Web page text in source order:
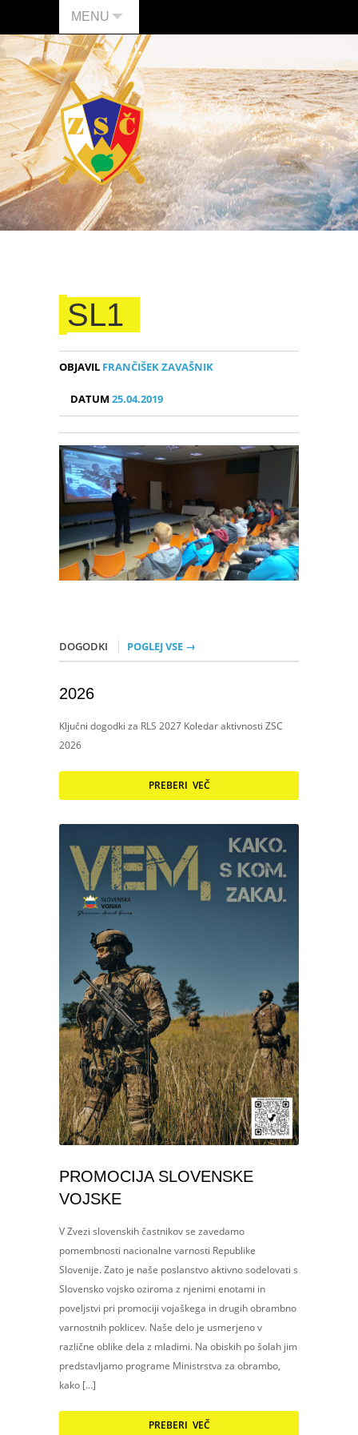
MENU
SL1
OBJAVIL FRANČIŠEK ZAVAŠNIK
DATUM25.04.2019
DOGODKI POGLEJ VSE →
2026
Ključni dogodki za RLS 2027 Koledar aktivnosti ZSC
2026
PREBERI VEČ
PROMOCIJA SLOVENSKE
VOJSKE
V Zvezi slovenskih častnikov se zavedamo
pomembnosti nacionalne varnosti Republike
Slovenije. Zato je naše poslanstvo aktivno sodelovati s
Slovensko vojsko oziroma z njenimi enotami in
poveljstvi pri promociji vojaškega in drugih obrambno
varnostnih poklicev. Naše delo je usmerjeno v
različne oblike dela z mladimi. Na obiskih po šolah jim
predstavljamo programe Ministrstva za obrambo,
kako […]
PREBERI VEČ